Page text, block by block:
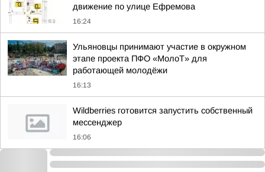
движение по улице Ефремова
16:24
Ульяновцы принимают участие в окружном
этапе проекта ПФО «МолоТ» для
работающей молодёжи
16:13
Wildberries готовится запустить собственный
мессенджер
16:06